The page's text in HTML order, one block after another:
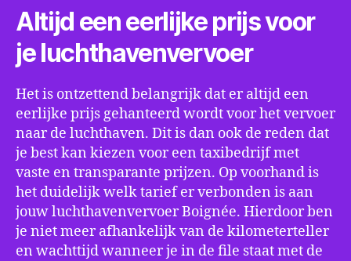
Altijd een eerlijke prijs voor
je luchthavenvervoer
Het is ontzettend belangrijk dat er altijd een
eerlijke prijs gehanteerd wordt voor het vervoer
naar de luchthaven. Dit is dan ook de reden dat
je best kan kiezen voor een taxibedrijf met
vaste en transparante prijzen. Op voorhand is
het duidelijk welk tarief er verbonden is aan
jouw luchthavenvervoer Boignée. Hierdoor ben
je niet meer afhankelijk van de kilometerteller
en wachttijd wanneer je in de file staat met de